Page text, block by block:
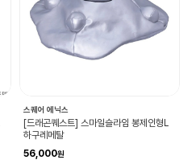
스퀘어 에닉스
[드래곤퀘스트] 스마일슬라임 봉제인형L
하구레메탈
56,000